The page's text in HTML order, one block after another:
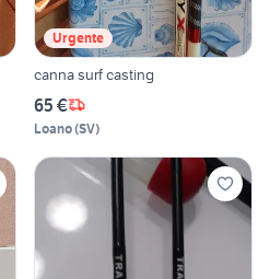
Urgente
canna surf casting
65 €
Loano(SV)